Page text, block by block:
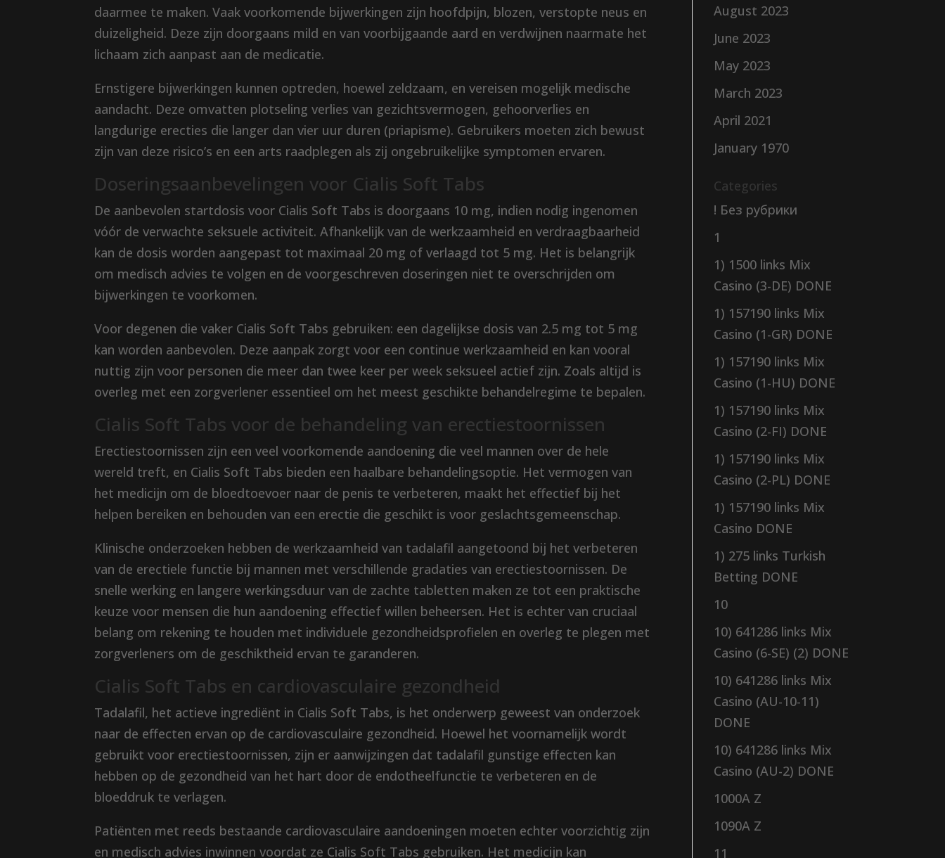
daarmee te maken. Vaak voorkomende bijwerkingen zijn hoofdpijn, blozen, verstopte neus en
duizeligheid. Deze zijn doorgaans mild en van voorbijgaande aard en verdwijnen naarmate het
lichaam zich aanpast aan de medicatie.
Ernstigere bijwerkingen kunnen optreden, hoewel zeldzaam, en vereisen mogelijk medische
aandacht. Deze omvatten plotseling verlies van gezichtsvermogen, gehoorverlies en
langdurige erecties die langer dan vier uur duren (priapisme). Gebruikers moeten zich bewust
zijn van deze risico’s en een arts raadplegen als zij ongebruikelijke symptomen ervaren.
Doseringsaanbevelingen voor Cialis Soft Tabs
De aanbevolen startdosis voor Cialis Soft Tabs is doorgaans 10 mg, indien nodig ingenomen
vóór de verwachte seksuele activiteit. Afhankelijk van de werkzaamheid en verdraagbaarheid
kan de dosis worden aangepast tot maximaal 20 mg of verlaagd tot 5 mg. Het is belangrijk
om medisch advies te volgen en de voorgeschreven doseringen niet te overschrijden om
bijwerkingen te voorkomen.
Voor degenen die vaker Cialis Soft Tabs gebruiken: een dagelijkse dosis van 2.5 mg tot 5 mg
kan worden aanbevolen. Deze aanpak zorgt voor een continue werkzaamheid en kan vooral
nuttig zijn voor personen die meer dan twee keer per week seksueel actief zijn. Zoals altijd is
overleg met een zorgverlener essentieel om het meest geschikte behandelregime te bepalen.
Cialis Soft Tabs voor de behandeling van erectiestoornissen
Erectiestoornissen zijn een veel voorkomende aandoening die veel mannen over de hele
wereld treft, en Cialis Soft Tabs bieden een haalbare behandelingsoptie. Het vermogen van
het medicijn om de bloedtoevoer naar de penis te verbeteren, maakt het effectief bij het
helpen bereiken en behouden van een erectie die geschikt is voor geslachtsgemeenschap.
Klinische onderzoeken hebben de werkzaamheid van tadalafil aangetoond bij het verbeteren
van de erectiele functie bij mannen met verschillende gradaties van erectiestoornissen. De
snelle werking en langere werkingsduur van de zachte tabletten maken ze tot een praktische
keuze voor mensen die hun aandoening effectief willen beheersen. Het is echter van cruciaal
belang om rekening te houden met individuele gezondheidsprofielen en overleg te plegen met
zorgverleners om de geschiktheid ervan te garanderen.
Cialis Soft Tabs en cardiovasculaire gezondheid
Tadalafil, het actieve ingrediënt in Cialis Soft Tabs, is het onderwerp geweest van onderzoek
naar de effecten ervan op de cardiovasculaire gezondheid. Hoewel het voornamelijk wordt
gebruikt voor erectiestoornissen, zijn er aanwijzingen dat tadalafil gunstige effecten kan
hebben op de gezondheid van het hart door de endotheelfunctie te verbeteren en de
bloeddruk te verlagen.
Patiënten met reeds bestaande cardiovasculaire aandoeningen moeten echter voorzichtig zijn
en medisch advies inwinnen voordat ze Cialis Soft Tabs gebruiken. Het medicijn kan
August 2023
June 2023
May 2023
March 2023
April 2021
January 1970
Categories
! Без рубрики
1
1) 1500 links Mix
Casino (3-DE) DONE
1) 157190 links Mix
Casino (1-GR) DONE
1) 157190 links Mix
Casino (1-HU) DONE
1) 157190 links Mix
Casino (2-FI) DONE
1) 157190 links Mix
Casino (2-PL) DONE
1) 157190 links Mix
Casino DONE
1) 275 links Turkish
Betting DONE
10
10) 641286 links Mix
Casino (6-SE) (2) DONE
10) 641286 links Mix
Casino (AU-10-11)
DONE
10) 641286 links Mix
Casino (AU-2) DONE
1000A Z
1090A Z
11